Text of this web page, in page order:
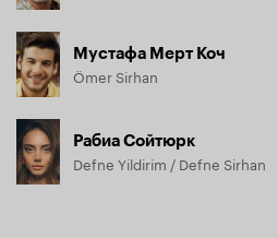
Мустафа Мерт Коч
Ömer Sirhan
Рабиа Сойтюрк
Defne Yildirim / Defne Sirhan